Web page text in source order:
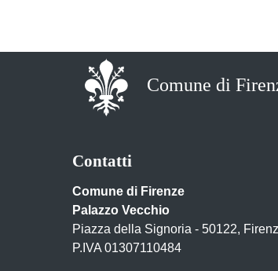
Comune di
Contatti
Comune di Firenze
Palazzo Vecchio
Piazza della Signoria - 50122,
P.IVA 01307110484